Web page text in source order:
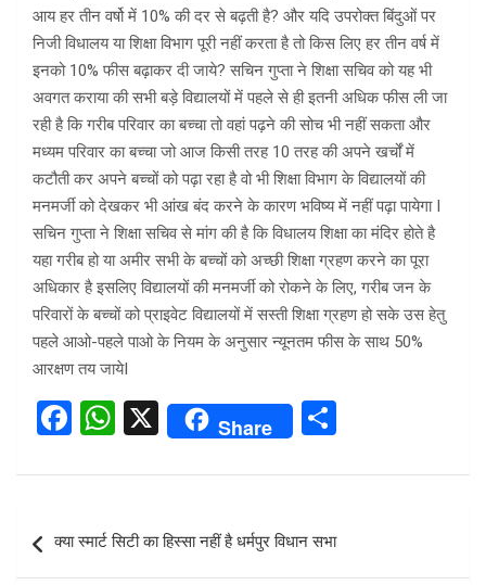
आय हर तीन वर्षो में 10% की दर से बढ़ती है? और यदि उपरोक्त बिंदुओं पर
निजी विधालय या शिक्षा विभाग पूरी नहीं करता है तो किस लिए हर तीन वर्ष में
इनको 10% फीस बढ़ाकर दी जाये? सचिन गुप्ता ने शिक्षा सचिव को यह भी
अवगत कराया की सभी बड़े विद्यालयों में पहले से ही इतनी अधिक फीस ली जा
रही है कि गरीब परिवार का बच्चा तो वहां पढ़ने की सोच भी नहीं सकता और
मध्यम परिवार का बच्चा जो आज किसी तरह 10 तरह की अपने खर्चों में
कटौती कर अपने बच्चों को पढ़ा रहा है वो भी शिक्षा विभाग के विद्यालयों की
मनमर्जी को देखकर भी आंख बंद करने के कारण भविष्य में नहीं पढ़ा पायेगा I
सचिन गुप्ता ने शिक्षा सचिव से मांग की है कि विधालय शिक्षा का मंदिर होते है
यहा गरीब हो या अमीर सभी के बच्चों को अच्छी शिक्षा ग्रहण करने का पूरा
अधिकार है इसलिए विद्यालयों की मनमर्जी को रोकने के लिए, गरीब जन के
परिवारों के बच्चों को प्राइवेट विद्यालयों में सस्ती शिक्षा ग्रहण हो सके उस हेतु
पहले आओ-पहले पाओ के नियम के अनुसार न्यूनतम फीस के साथ 50%
आरक्षण तय जायेI
F
ce
o
W
at
s
A
X Share
ar
navigation
क्या स्मार्ट सिटी का हिस्सा नहीं है धर्मपुर विधान सभा